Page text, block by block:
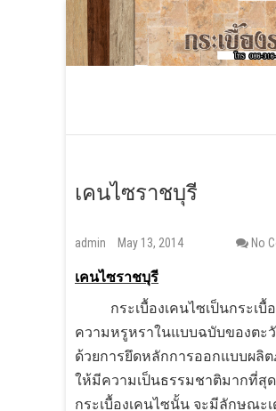
o
เคนไซราชบุรี
admin May 13, 2014 No
เคนไซราชบุรี
กระเบื้องเคนไซเป็นกระเบื้
ความหรูหราในแบบฉบับของตะ
ด้วยการยึดหลักการออกแบบผลิ
ให้มีความเป็นธรรมชาติมากที่สุ
กระเบื้องเคนไซนั้น จะมีลักษณะ